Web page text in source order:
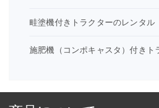
畦塗機付きトラクターのレンタル
施肥機（コンポキャスタ）付きト